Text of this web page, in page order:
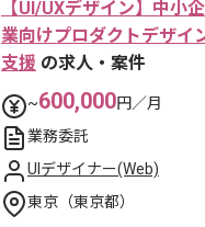
【UI/UXデザイン】中小企
業向けプロダクトデザイ
支援 の求人・案件
~600,000円／月
業務委託
UIデザイナー(Web)
東京（東京都）